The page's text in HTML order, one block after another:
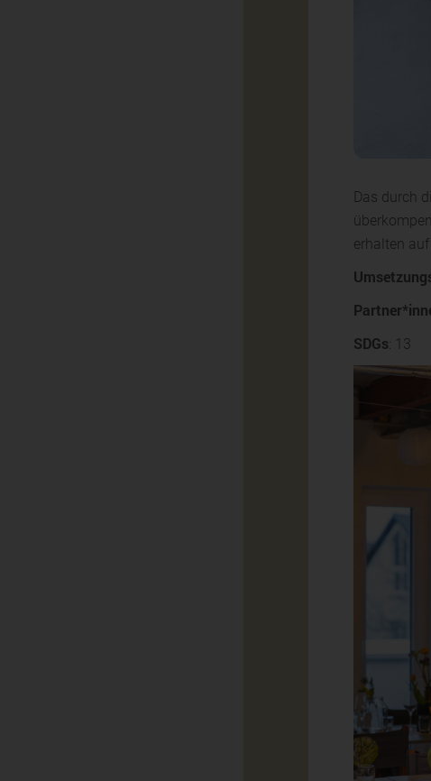
Das durch
erhalten
SDGs: 13